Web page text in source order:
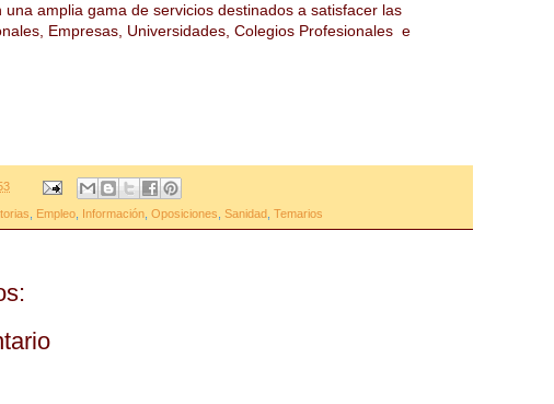
una amplia gama de servicios destinados a satisfacer las
Empresas, Universidades, Colegios Profesionales e
Empleo Información Oposiciones Sanidad Temarios